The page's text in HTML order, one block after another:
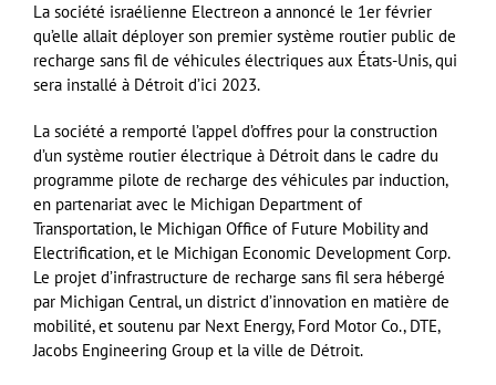
La société israélienne Electreon a annoncé le 1er février
qu’elle allait déployer son premier système routier public de
recharge sans fil de véhicules électriques aux États-Unis, qui
sera installé à Détroit d’ici 2023.
La société a remporté l’appel d’offres pour la construction
d’un système routier électrique à Détroit dans le cadre du
programme pilote de recharge des véhicules par induction,
en partenariat avec le Michigan Department of
Transportation, le Michigan Office of Future Mobility and
Electrification, et le Michigan Economic Development Corp.
Le projet d’infrastructure de recharge sans fil sera hébergé
par Michigan Central, un district d’innovation en matière de
mobilité, et soutenu par Next Energy, Ford Motor Co., DTE,
Jacobs Engineering Group et la ville de Détroit.